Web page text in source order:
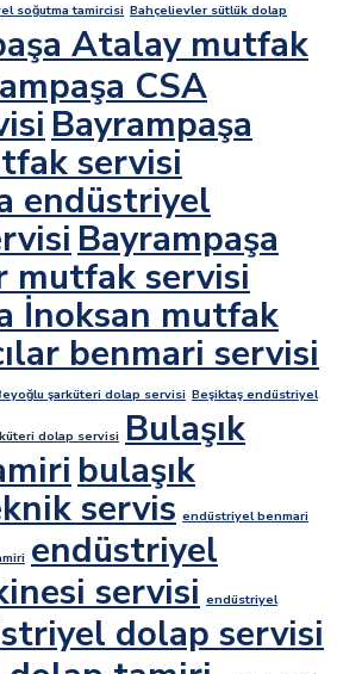
soğutma tamircisi Bahçelievler sütlük dolap
Atalay mutfak
CSA
Bayrampaşa
servisi
endüstriyel
Bayrampaşa
mutfak servisi
İnoksan mutfak
benmari servisi
şarküteri dolap servisi Beşiktaş endüstriyel
dolap servisi Bulaşık
bulaşık
servis endüstriyel benmari
endüstriyel
servisi endüstriyel
dolap servisi